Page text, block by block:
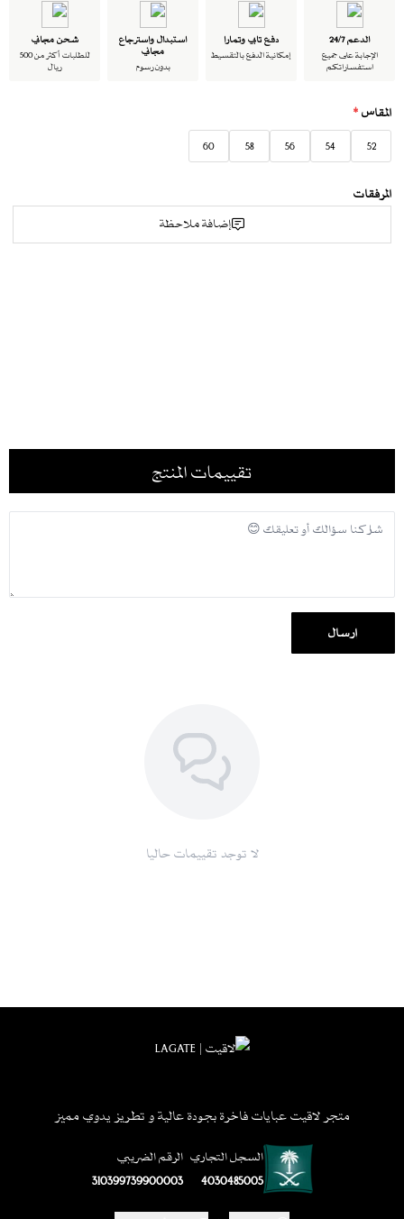
الدعم 24/7
الإجابة على جميع
استفساراتكم
دفع تابي وتمارا
إمكانية الدفع بالتقسيط
استبدال واسترجاع
مجاني
بدون رسوم
شحن مجاني
للطلبات أكثر من 500
ريال
المقاس*
52
54
56
58
60
المرفقات
إضافة ملاحظة
تقييمات المنتج
إرسال
لا توجد تقييمات حاليا
متجر لاقيت عبايات فاخرة بجودة عالية و تطريز يدوي مميز
السجل التجاري
4030485005
الرقم الضريبي
310399739900003